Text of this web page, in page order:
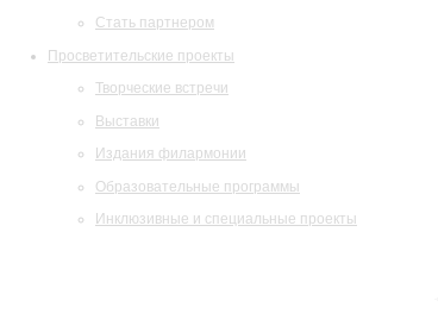
Стать партнером
Просветительские проекты
Творческие встречи
Выставки
Издания филармонии
Образовательные программы
Инклюзивные и специальные проекты